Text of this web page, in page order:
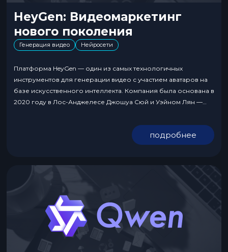
HeyGen: Видеомаркетинг
нового поколения
Генерация видео Нейросети
Платформа HeyGen — один из самых технологичных
инструментов для генерации видео с участием аватаров на
базе искусственного интеллекта. Компания была основана в
2020 году в Лос-Анджелесе Джошуа Сюй и Уэйном Лян —
путь от бета-версии до универсального решения для
бизнеса, образования и маркетинга. HeyGen позволяет
подробнее